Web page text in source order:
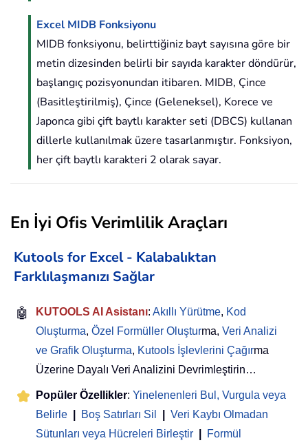
Excel MIDB Fonksiyonu
MIDB fonksiyonu, belirttiğiniz bayt sayısına göre bir
metin dizesinden belirli bir sayıda karakter döndürür,
başlangıç pozisyonundan itibaren. MIDB, Çince
(Basitleştirilmiş), Çince (Geleneksel), Korece ve
Japonca gibi çift baytlı karakter seti (DBCS) kullanan
dillerle kullanılmak üzere tasarlanmıştır. Fonksiyon,
her çift baytlı karakteri 2 olarak sayar.
En İyi Ofis Verimlilik Araçları
Kutools for Excel - Kalabalıktan
Farklılaşmanızı Sağlar
🤖 KUTOOLS AI Asistanı: Akıllı Yürütme, Kod
Oluşturma, Özel Formüller Oluşturma, Veri Analizi
ve Grafik Oluşturma, Kutools İşlevlerini Çağırma
Üzerine Dayalı Veri Analizini Devrimleştirin…
Popüler Özellikler: Yinelenenleri Bul, Vurgula veya
Belirle
Boş Satırları Sil
Veri Kaybı Olmadan
Sütunları veya Hücreleri Birleştir
Formül